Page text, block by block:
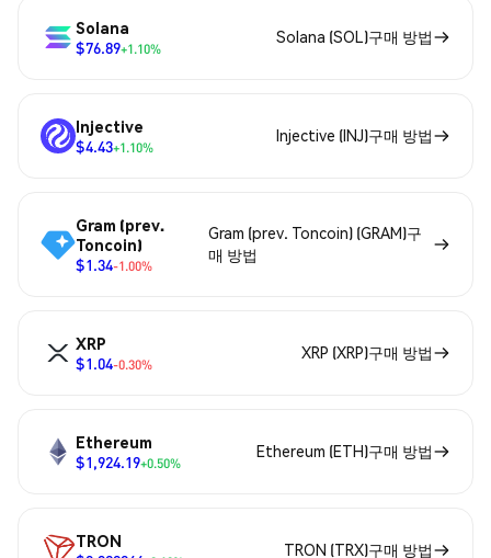
Solana
$76.89+1.10%
Solana (SOL)구매 방법
Injective
$4.43+1.10%
Injective (INJ)구매 방법
Gram (prev.
Toncoin)
$1.34-1.00%
Gram (prev. Toncoin) (GRAM)구
매 방법
XRP
$1.04-0.30%
XRP (XRP)구매 방법
Ethereum
$1,924.19+0.50%
Ethereum (ETH)구매 방법
TRON
TRON (TRX)구매 방법